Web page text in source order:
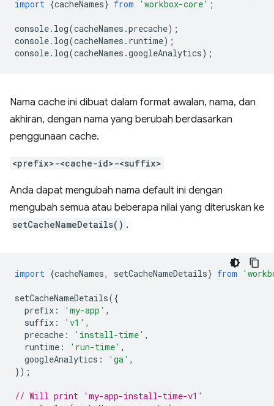
import {cacheNames} from 'workbox-core' ;
console. log(cacheNames .precache);
console. log(cacheNames . runtime);
console. log(cacheNames .googleAnalytics);
Nama cache ini dibuat dalam format awalan, nama, dan
akhiran, dengan nama yang berubah berdasarkan
penggunaan cache.
<prefix>-<cache-id>-<suffix>
Anda dapat mengubah nama default ini dengan
mengubah semua atau beberapa nilai yang diteruskan ke
setCacheNameDetails() .
import {cacheNames, setCacheNameDetails} from
setCacheNameDetails({
prefix : 'my-app' ,
suffix : 'v1' ,
precache : 'install-time' ,
runtime : 'run-time' ,
googleAnalytics : 'ga' ,
});
// Will print 'my-app-install-time-v1'